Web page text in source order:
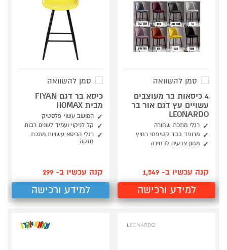
סמן להשוואה
4 כיסאות בר מעוצבים
עשויים עץ דגם אור בר
LEONARDO
רגלי מתכת שחורה
מרופד בבד קטיפתי רחיץ
מגוון צבעים לבחירה
קנה עכשיו ב- 1,549
למידע ורכישה
סמן להשוואה
כיסא בר דגם FIYAN
מבית HOMAX
המושב עשוי פלסטיק
קל לניקוי ועמיד לשנים רבות
רגלי הכיסא עשויות מתכת
חזקה
קנה עכשיו ב- 299
למידע ורכישה